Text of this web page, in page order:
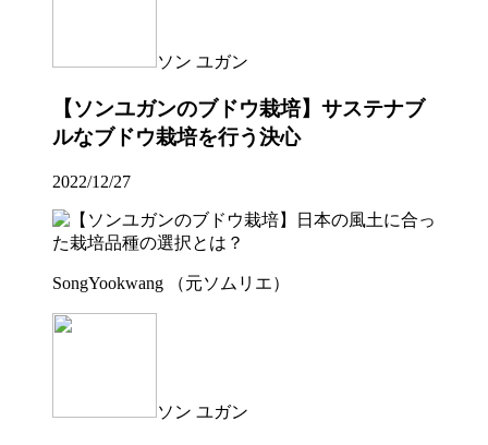
ソン ユガン
【ソンユガンのブドウ栽培】サステナブ
ルなブドウ栽培を行う決心
2022/12/27
SongYookwang （元ソムリエ）
ソン ユガン